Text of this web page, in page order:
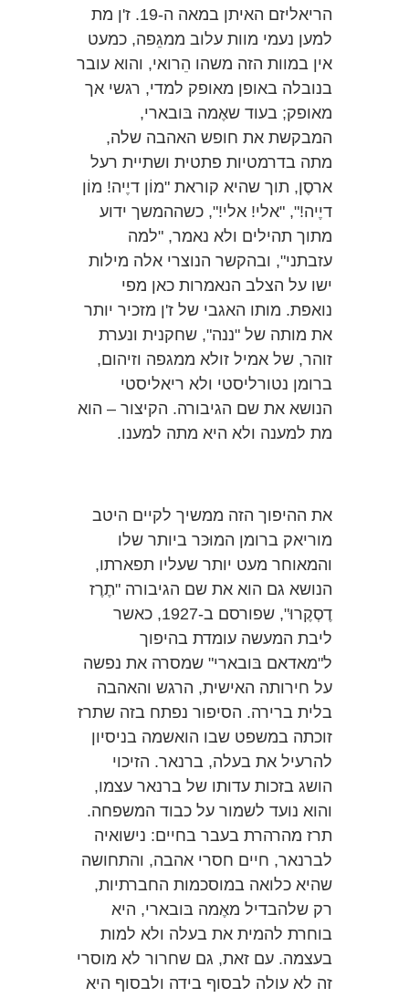
הריאליזם האיתן במאה ה-19. ז'ן מת
למען נעמי מוות עלוב ממגֵפה, כמעט
אין במוות הזה משהו הֵרואי, והוא עובר
בנובלה באופן מאופק למדי, רגשי אך
מאופק; בעוד שאֶמה בּובארי,
המבקשת את חופש האהבה שלה,
מתה בדרמטיות פתטית ושתיית רעל
ארסֶן, תוך שהיא קוראת "מוֹן דיֶיה! מוֹן
דיֶיה!", "אלי! אלי!", כשההמשך ידוע
מתוך תהילים ולא נאמר, "למה
עזבתני", ובהקשר הנוצרי אלה מילות
ישו על הצלב הנאמרות כאן מפי
נואפת. מותו האגבי של ז'ן מזכיר יותר
את מותה של "ננה", שחקנית ונערת
זוהר, של אמיל זולא ממגפה וזיהום,
ברומן נטורליסטי ולא ריאליסטי
הנושא את שם הגיבורה. הקיצור – הוא
מת למענה ולא היא מתה למענו.
את ההיפוך הזה ממשיך לקיים היטב
מוריאק ברומן המוּכּר ביותר שלו
והמאוחר מעט יותר שעליו תפארתו,
הנושא גם הוא את שם הגיבורה "תֶרֶז
דֶסְקֶרוּ", שפורסם ב-1927, כאשר
ליבת המעשה עומדת בהיפוך
ל"מאדאם בּובארי" שמסרה את נפשה
על חירותה האישית, הרגש והאהבה
בלית ברירה. הסיפור נפתח בזה שתרז
זוכתה במשפט שבו הואשמה בניסיון
להרעיל את בעלה, ברנאר. הזיכוי
הושג בזכות עדותו של ברנאר עצמו,
והוא נועד לשמור על כבוד המשפחה.
תרז מהרהרת בעבר בחיים: נישואיה
לברנאר, חיים חסרי אהבה, והתחושה
שהיא כלואה במוסכמות החברתיות,
רק שלהבדיל מאֶמה בּובארי, היא
בוחרת להמית את בעלה ולא למות
בעצמה. עם זאת, גם שחרור לא מוסרי
זה לא עולה לבסוף בידה ולבסוף היא